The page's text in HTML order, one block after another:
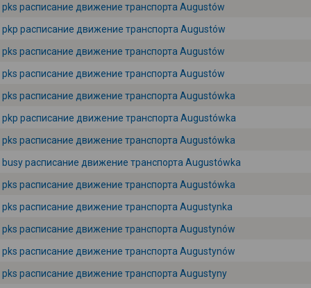
pks расписание движение транспорта Augustów
pkp расписание движение транспорта Augustów
pks расписание движение транспорта Augustów
pks расписание движение транспорта Augustów
pks расписание движение транспорта Augustówka
pkp расписание движение транспорта Augustówka
pks расписание движение транспорта Augustówka
busy расписание движение транспорта Augustówka
pks расписание движение транспорта Augustówka
pks расписание движение транспорта Augustynka
pks расписание движение транспорта Augustynów
pks расписание движение транспорта Augustynów
pks расписание движение транспорта Augustyny